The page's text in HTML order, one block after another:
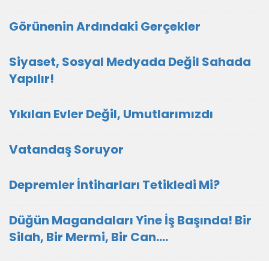
Görünenin Ardındaki Gerçekler
Siyaset, Sosyal Medyada Değil Sahada
Yapılır!
Yıkılan Evler Değil, Umutlarımızdı
Vatandaş Soruyor
Depremler İntiharları Tetikledi Mi?
Düğün Magandaları Yine İş Başında! Bir
Silah, Bir Mermi, Bir Can….